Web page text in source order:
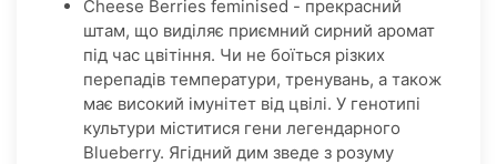
Cheese Berries feminised - прекрасний
штам, що виділяє приємний сирний аромат
під час цвітіння. Чи не боїться різких
перепадів температури, тренувань, а також
має високий імунітет від цвілі. У генотипі
культури міститися гени легендарного
Blueberry. Ягідний дим зведе з розуму